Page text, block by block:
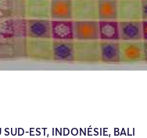
SUD-EST, INDONÉSIE, BALI